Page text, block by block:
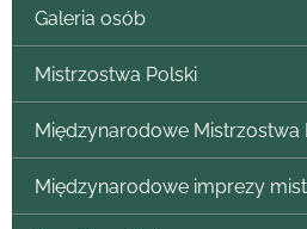
Galeria osób
Mistrzostwa Polski
Międzynarodowe Mistrzostwa
Międzynarodowe imprezy